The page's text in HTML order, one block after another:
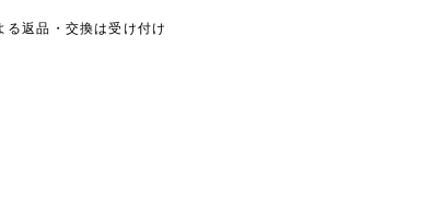
る返品・交換は受け付け